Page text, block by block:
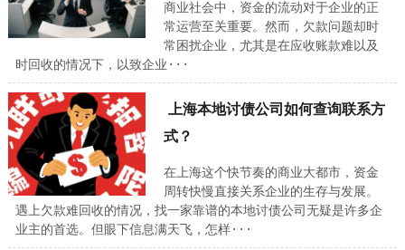
商业社会中，资金的流动对于企业的正
常运营至关重要。然而，欠款问题却时
常困扰企业，尤其是在应收账款难以及
时回收的情况下，以致企业···
上海本地讨债公司如何查询联系方
式？
在上海这个快节奏的商业大都市，资金
周转快慢直接关系企业的生存与发展。
遇上欠款难回收的情况，找一家靠谱的本地讨债公司无疑是许多企
业主的首选。但眼下信息满天飞，怎样···